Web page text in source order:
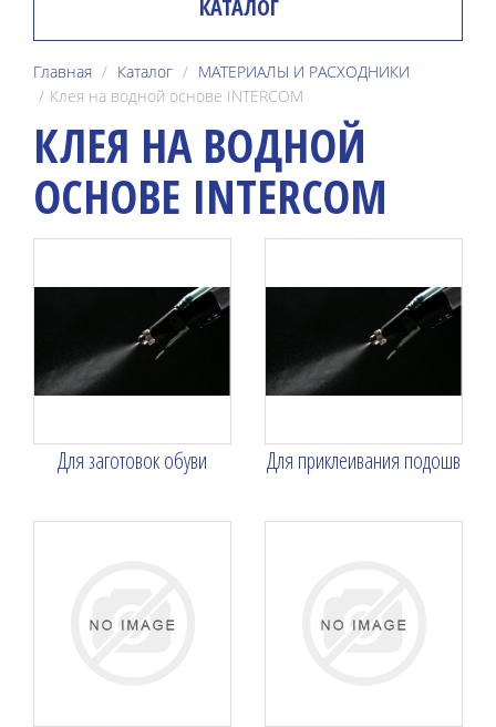
КАТАЛОГ
Главная Каталог
МАТЕРИАЛЫ И РАСХОДНИКИ
Клея на водной основе INTERCOM
КЛЕЯ НА ВОДНОЙ
ОСНОВЕ INTERCOM
Для заготовок обуви Для приклеивания подошв